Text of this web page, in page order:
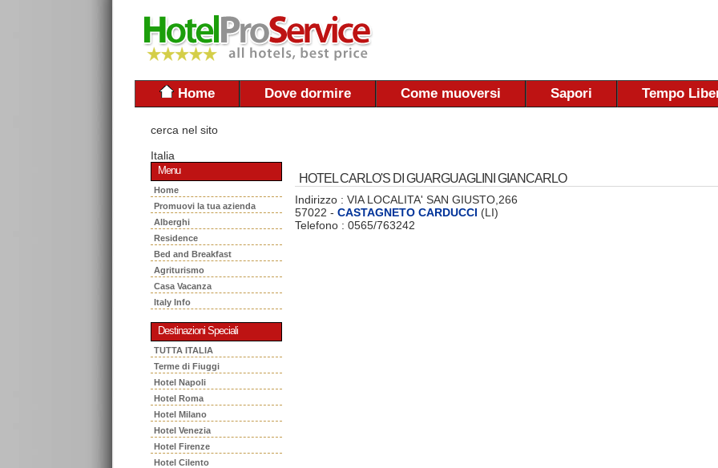
Home Dove dormire Come muoversi Sapori Tempo
cerca nel sito
Italia
Menu
Home
Promuovi la tua azienda
Alberghi
Residence
Bed and Breakfast
Agriturismo
Casa Vacanza
Italy Info
Destinazioni Speciali
TUTTA ITALIA
Terme di Fiuggi
Hotel Napoli
Hotel Roma
Hotel Milano
Hotel Venezia
Hotel Firenze
Hotel Cilento
HOTEL CARLO'S DI GUARGUAGLINI GIANCARLO
Indirizzo : VIA LOCALITA' SAN GIUSTO,266
57022 - CASTAGNETO CARDUCCI (LI)
Telefono : 0565/763242